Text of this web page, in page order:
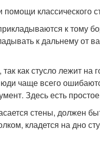
классического
к тому
к дальнему от
как стусло лежит на
чаще всего
Здесь есть
стены, должен
кладется на дно